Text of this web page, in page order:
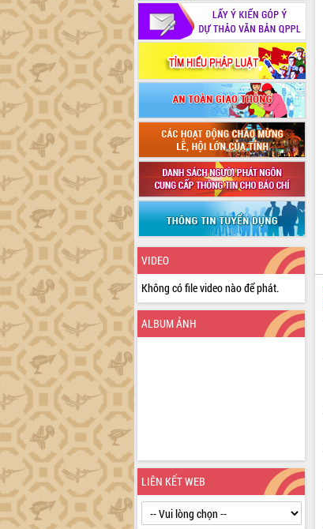
VIDEO
Không có file video nào để phát.
ALBUM ẢNH
LIÊN KẾT WEB